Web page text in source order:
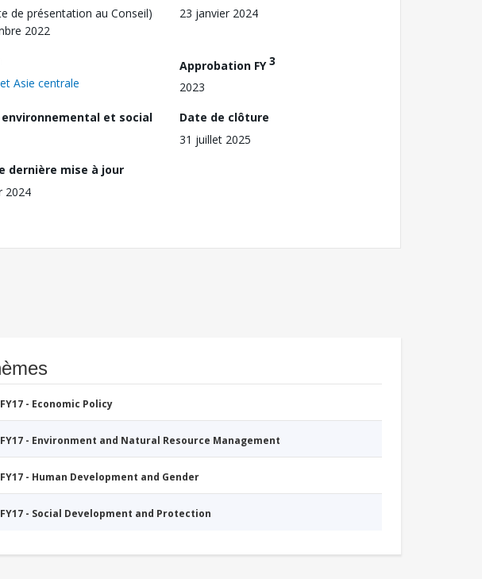
de présentation au Conseil)
2022
23 janvier 2024
Asie centrale
Approbation FY3
2023
environnemental et social
Date de clôture
31 juillet 2025
dernière mise à jour
2024
FY17 - Economic Policy
FY17 - Environment and Natural Resource Management
FY17 - Human Development and Gender
FY17 - Social Development and Protection